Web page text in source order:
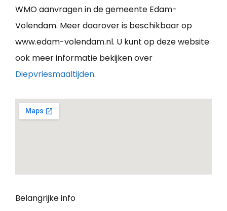
WMO aanvragen in de gemeente Edam-
Volendam. Meer daarover is beschikbaar op
www.edam-volendam.nl. U kunt op deze website
ook meer informatie bekijken over
Diepvriesmaaltijden.
Belangrijke info